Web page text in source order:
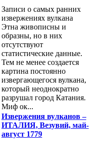
Записи о самых ранних
извержениях вулкана
Этна живописны и
образны, но в них
отсутствуют
статистические данные.
Тем не менее создается
картина постоянно
извергающегося вулкана,
который неоднократно
разрушал город Катания.
Миф ок...
Извержения вулканов –
ИТАЛИЯ, Везувий, май-
август 1779